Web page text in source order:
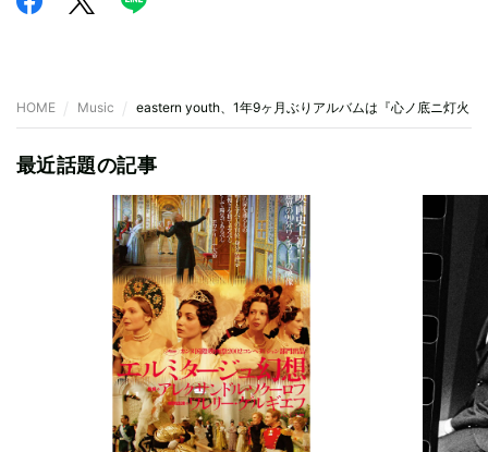
HOME Music eastern youth、1年9ヶ月ぶりアルバムは『心ノ底ニ灯火ト
最近話題の記事